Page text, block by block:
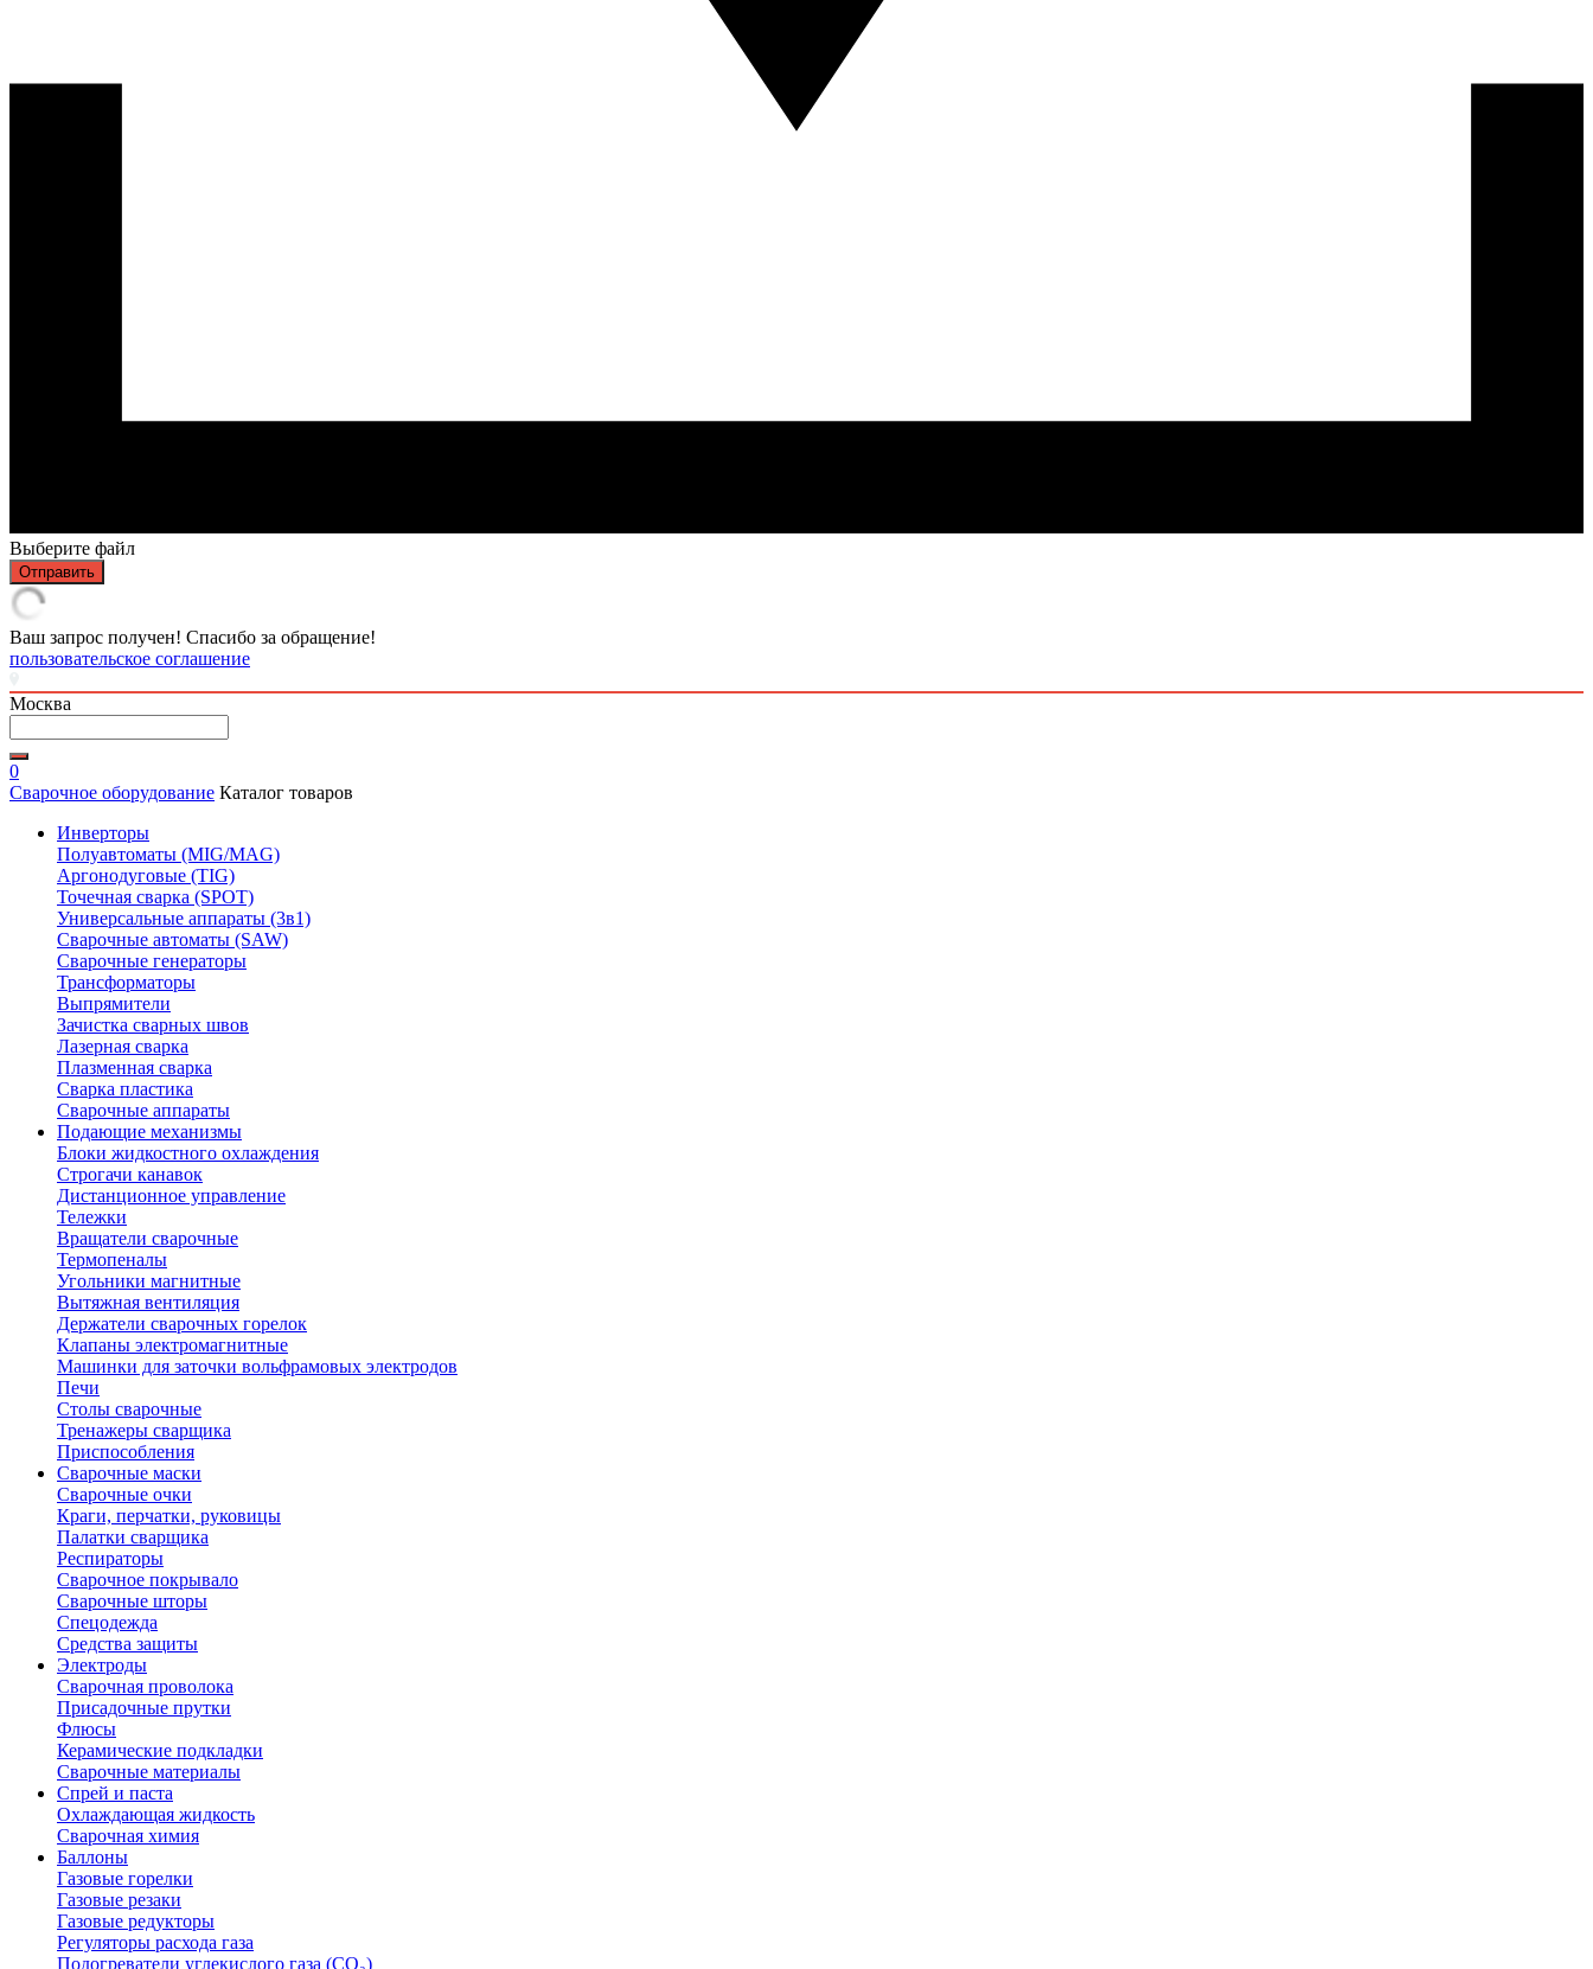
Выберите файл
Отправить
Ваш запрос получен! Спасибо за обращение!
пользовательское соглашение
Москва
0
Сварочное оборудование Каталог товаров
Инверторы
Полуавтоматы (MIG/MAG)
Аргонодуговые (TIG)
Точечная сварка (SPOT)
Универсальные аппараты (3в1)
Сварочные автоматы (SAW)
Сварочные генераторы
Трансформаторы
Выпрямители
Зачистка сварных швов
Лазерная сварка
Плазменная сварка
Сварка пластика
Сварочные аппараты
Подающие механизмы
Блоки жидкостного охлаждения
Строгачи канавок
Дистанционное управление
Тележки
Вращатели сварочные
Термопеналы
Угольники магнитные
Вытяжная вентиляция
Держатели сварочных горелок
Клапаны электромагнитные
Машинки для заточки вольфрамовых электродов
Печи
Столы сварочные
Тренажеры сварщика
Приспособления
Сварочные маски
Сварочные очки
Краги, перчатки, руковицы
Палатки сварщика
Респираторы
Сварочное покрывало
Сварочные шторы
Спецодежда
Средства защиты
Электроды
Сварочная проволока
Присадочные прутки
Флюсы
Керамические подкладки
Сварочные материалы
Спрей и паста
Охлаждающая жидкость
Сварочная химия
Баллоны
Газовые горелки
Газовые резаки
Газовые редукторы
Регуляторы расхода газа
Подогреватели углекислого газа (CO₂)